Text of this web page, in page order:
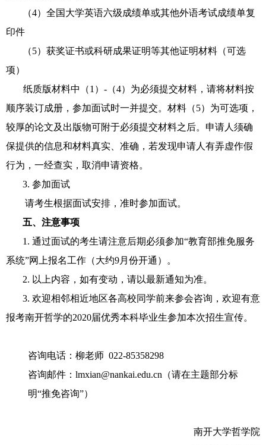
（4）全国大学英语六级成绩单或其他外语考试成绩单复
印件
（5）获奖证书或科研成果证明等其他证明材料（可选
项）
纸质版材料中（1 ） - （4）为必须提交材料， 请将材料按
顺序装订成册，参加面试时一并提交。材料（5）为可选项，
较厚的论文及出版物可附于必须提交材料之后。申请人须确
保提供的信息和材料真实、准确，若发现申请人有弄虚作假
行为，一经查实，取消申请资格。
3. 参加面试
请考生根据面试安排，准时参加面试。
五、注意事项
1. 通过面试的考生请注意后期必须参加“教育部推免服务
系统”网上报名工作（大约9月份开通）。
2. 以上内容，如有变动，请以最新通知为准。
3. 欢迎相邻相近地区各高校同学前来参会咨询，欢迎有意
报考南开哲学的2020届优秀本科毕业生参加本次招生宣传。
咨询电话：柳老师 022-85358298
咨询邮件： lmxian@nankai.edu.cn （请在主题部分标
明“推免咨询”）
南开大学哲学院